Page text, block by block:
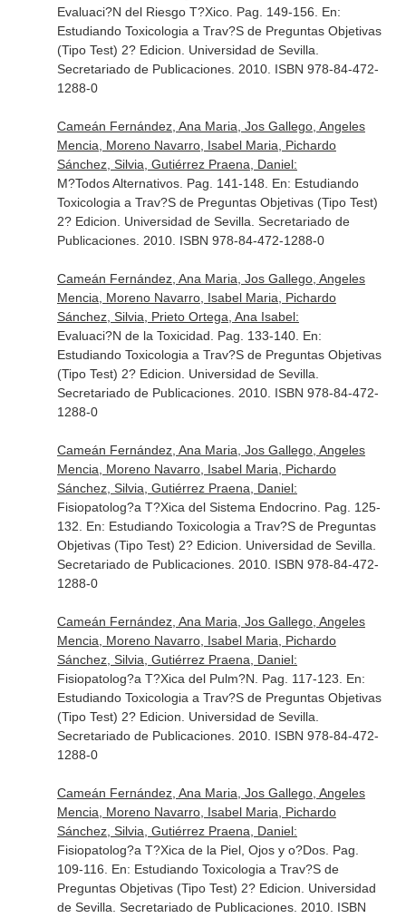
Evaluaci?N del Riesgo T?Xico. Pag. 149-156. En:
Estudiando Toxicologia a Trav?S de Preguntas Objetivas
(Tipo Test) 2? Edicion . Universidad de Sevilla.
Secretariado de Publicaciones. 2010. ISBN 978-84-472-
1288-0
Cameán Fernández, Ana Maria, Jos Gallego, Angeles
Mencia, Moreno Navarro, Isabel Maria, Pichardo
Sánchez, Silvia, Gutiérrez Praena, Daniel:
M?Todos Alternativos. Pag. 141-148. En: Estudiando
Toxicologia a Trav?S de Preguntas Objetivas (Tipo Test)
2? Edicion . Universidad de Sevilla. Secretariado de
Publicaciones. 2010. ISBN 978-84-472-1288-0
Cameán Fernández, Ana Maria, Jos Gallego, Angeles
Mencia, Moreno Navarro, Isabel Maria, Pichardo
Sánchez, Silvia, Prieto Ortega, Ana Isabel:
Evaluaci?N de la Toxicidad. Pag. 133-140. En:
Estudiando Toxicologia a Trav?S de Preguntas Objetivas
(Tipo Test) 2? Edicion . Universidad de Sevilla.
Secretariado de Publicaciones. 2010. ISBN 978-84-472-
1288-0
Cameán Fernández, Ana Maria, Jos Gallego, Angeles
Mencia, Moreno Navarro, Isabel Maria, Pichardo
Sánchez, Silvia, Gutiérrez Praena, Daniel:
Fisiopatolog?a T?Xica del Sistema Endocrino. Pag. 125-
132. En: Estudiando Toxicologia a Trav?S de Preguntas
Objetivas (Tipo Test) 2? Edicion . Universidad de Sevilla.
Secretariado de Publicaciones. 2010. ISBN 978-84-472-
1288-0
Cameán Fernández, Ana Maria, Jos Gallego, Angeles
Mencia, Moreno Navarro, Isabel Maria, Pichardo
Sánchez, Silvia, Gutiérrez Praena, Daniel:
Fisiopatolog?a T?Xica del Pulm?N. Pag. 117-123. En:
Estudiando Toxicologia a Trav?S de Preguntas Objetivas
(Tipo Test) 2? Edicion . Universidad de Sevilla.
Secretariado de Publicaciones. 2010. ISBN 978-84-472-
1288-0
Cameán Fernández, Ana Maria, Jos Gallego, Angeles
Mencia, Moreno Navarro, Isabel Maria, Pichardo
Sánchez, Silvia, Gutiérrez Praena, Daniel:
Fisiopatolog?a T?Xica de la Piel, Ojos y o?Dos. Pag.
109-116. En: Estudiando Toxicologia a Trav?S de
Preguntas Objetivas (Tipo Test) 2? Edicion . Universidad
de Sevilla. Secretariado de Publicaciones. 2010. ISBN